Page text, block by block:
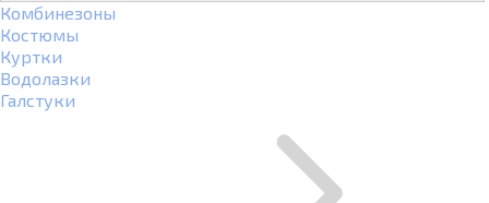
Комбинезоны
Костюмы
Куртки
Водолазки
Галстуки